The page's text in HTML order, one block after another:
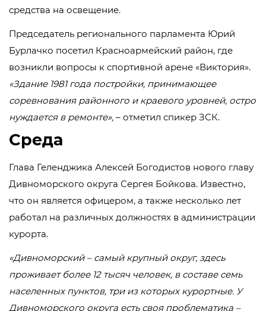
средства на освещение.
Председатель регионального парламента Юрий
Бурлачко посетил Красноармейский район, где
возникли вопросы к спортивной арене «Виктория».
«Здание 1981 года постройки, принимающее
соревнования районного и краевого уровней, остро
нуждается в ремонте», – отметил спикер ЗСК.
Среда
Глава Геленджика Алексей Богодистов нового главу
Дивноморского округа Сергея Бойкова. Известно,
что он является офицером, а также несколько лет
работал на различных должностях в администрации
курорта.
«Дивноморский – самый крупный округ, здесь
проживает более 12 тысяч человек, в составе семь
населенных пунктов, три из которых курортные. У
Дивноморского округа есть своя проблематика –